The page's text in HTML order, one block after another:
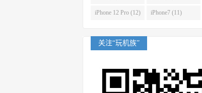
iPhone 12 Pro (12) iPhone7 (11)
关注“玩机族”